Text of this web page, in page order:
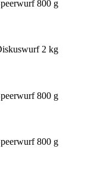
800 g
2 kg
800 g
800 g